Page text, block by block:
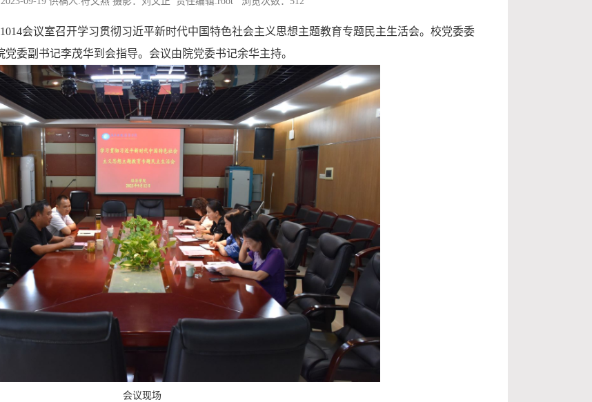
会议室召开学习贯彻习近平新时代中国特色社会主义思想主题教育专题民主生活会。校党委委
委副书记李茂华到会指导。会议由院党委书记余华主持。
会议现场